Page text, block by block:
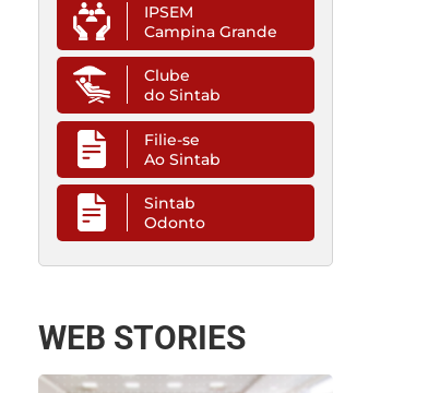
IPSEM
Campina Grande
Clube
do Sintab
Filie-se
Ao Sintab
Sintab
Odonto
WEB STORIES